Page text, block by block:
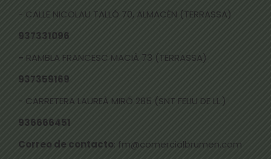
- CALLE NICOLAU TALLÓ 70, ALMACÉN (TERRASSA)
937331096
- RAMBLA FRANCESC MACIÀ 73 (TERRASSA)
937359169
- CARRETERA LAUREÀ MIRÓ 285 (SNT FELIU DE LL.)
936666451
Correo de contacto: fm@comercialbrumen.com